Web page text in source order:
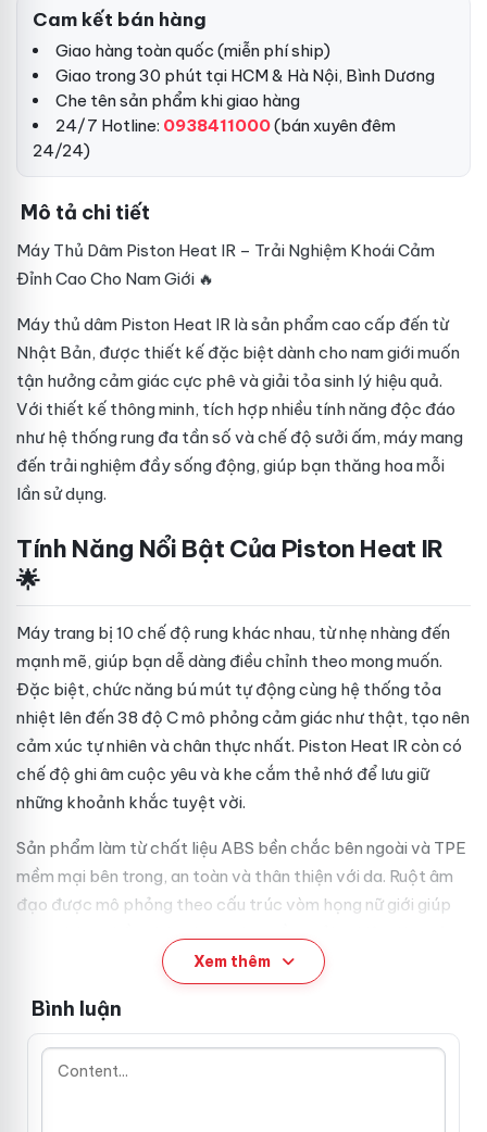
Cam kết bán hàng
Giao hàng toàn quốc (miễn phí ship)
Giao trong 30 phút tại HCM & Hà Nội, Bình Dương
Che tên sản phẩm khi giao hàng
24/7 Hotline: 0938411000(bán xuyên đêm
24/24)
Mô tả chi tiết
Máy Thủ Dâm Piston Heat IR – Trải Nghiệm Khoái Cảm
Đỉnh Cao Cho Nam Giới 🔥
Máy thủ dâm Piston Heat IR là sản phẩm cao cấp đến từ
Nhật Bản, được thiết kế đặc biệt dành cho nam giới muốn
tận hưởng cảm giác cực phê và giải tỏa sinh lý hiệu quả.
Với thiết kế thông minh, tích hợp nhiều tính năng độc đáo
như hệ thống rung đa tần số và chế độ sưởi ấm, máy mang
đến trải nghiệm đầy sống động, giúp bạn thăng hoa mỗi
lần sử dụng.
Tính Năng Nổi Bật Của Piston Heat IR
🌟
Máy trang bị 10 chế độ rung khác nhau, từ nhẹ nhàng đến
mạnh mẽ, giúp bạn dễ dàng điều chỉnh theo mong muốn.
Đặc biệt, chức năng bú mút tự động cùng hệ thống tỏa
nhiệt lên đến 38 độ C mô phỏng cảm giác như thật, tạo nên
cảm xúc tự nhiên và chân thực nhất. Piston Heat IR còn có
chế độ ghi âm cuộc yêu và khe cắm thẻ nhớ để lưu giữ
những khoảnh khắc tuyệt vời.
Sản phẩm làm từ chất liệu ABS bền chắc bên ngoài và TPE
mềm mại bên trong, an toàn và thân thiện với da. Ruột âm
đạo được mô phỏng theo cấu trúc vòm họng nữ giới giúp
đẳng cấp mới. Máy có kích thước 30.5cm x 10.3cm và ruột
âm đạo dài 14.5cm, phù hợp mọi kích cỡ nam giới.
Đặc Điểm Thiết Kế Và Chất Liệu Cao
Cấp ✅
Xem thêm
Bình luận